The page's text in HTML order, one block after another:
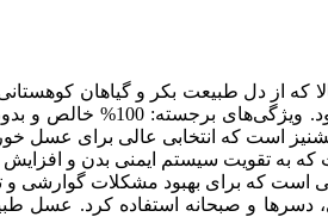
که از دل طبیعت بکر و گیاهان
100% خالص و بدون افزودنی: این
است که انتخابی عالی برای
که به تقویت سیستم ایمنی بدن و
که برای بهبود مشکلات گوارشی و
دسرها و صبحانه استفاده کرد. عسل